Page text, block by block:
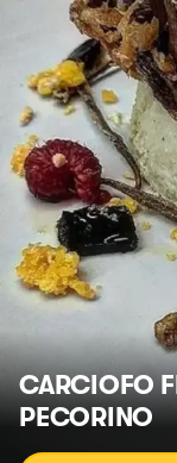
CARCIOFO
PECORINO